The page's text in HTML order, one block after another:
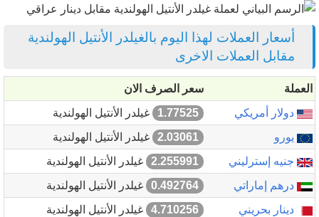
أسعار العملات لهذا اليوم بالغيلدر الأنتيل الهولندية
مقابل العملات الاخرى
العملة
سعر الصرف الان
دولار أمريكي
1.77525
غيلدر الأنتيل الهولندية
يورو
2.03061
غيلدر الأنتيل الهولندية
جنيه إسترليني
2.255991
غيلدر الأنتيل الهولندية
درهم إماراتي
0.492764
غيلدر الأنتيل الهولندية
دينار بحريني
4.710256
غيلدر الأنتيل الهولندية